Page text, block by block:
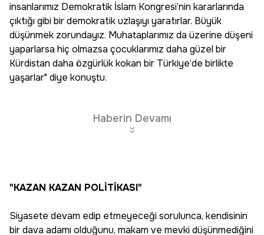
insanlarımız Demokratik İslam Kongresi’nin kararlarında
çıktığı gibi bir demokratik uzlaşıyı yaratırlar. Büyük
düşünmek zorundayız. Muhataplarımız da üzerine düşeni
yaparlarsa hiç olmazsa çocuklarımız daha güzel bir
Kürdistan daha özgürlük kokan bir Türkiye’de birlikte
yaşarlar" diye konuştu.
Haberin Devamı
"KAZAN KAZAN POLİTİKASI"
Siyasete devam edip etmeyeceği sorulunca, kendisinin
bir dava adamı olduğunu, makam ve mevki düşünmediğini